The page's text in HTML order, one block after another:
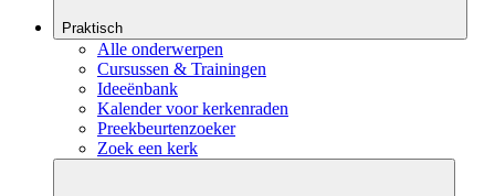
Praktisch
Alle onderwerpen
Cursussen & Trainingen
Ideeënbank
Kalender voor kerkenraden
Preekbeurtenzoeker
Zoek een kerk